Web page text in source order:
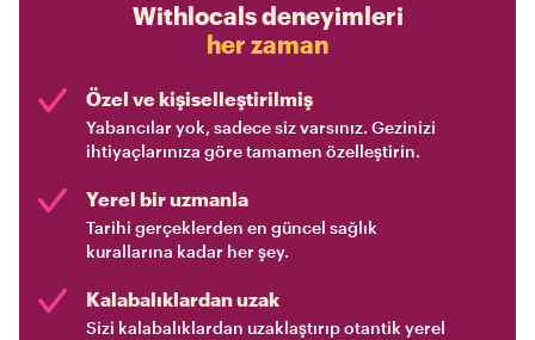
Withlocals deneyimleri
her zaman
Özel ve kişiselleştirilmiş
Yabancılar yok, sadece siz varsınız. Gezinizi
ihtiyaçlarınıza göre tamamen özelleştirin.
Yerel bir uzmanla
Tarihi gerçeklerden en güncel sağlık
kurallarına kadar her şey.
Kalabalıklardan uzak
Sizi kalabalıklardan uzaklaştırıp otantik yerel